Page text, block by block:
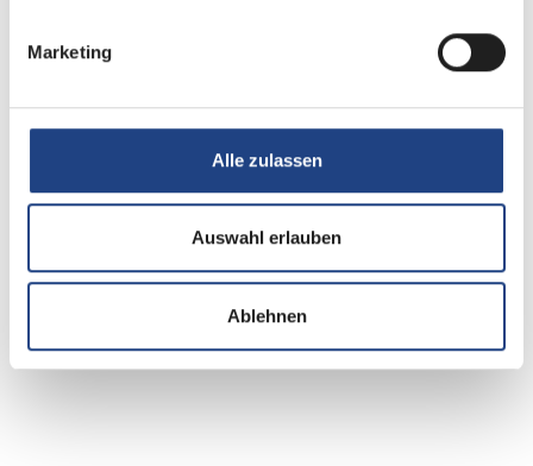
Marketing
Alle zulassen
Auswahl erlauben
Ablehnen
Klimaanlage
SAT-Anlage